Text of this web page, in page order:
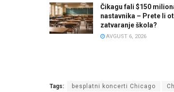
Čikagu fali $150
nastavnika – Prete li
zatvaranje škola?
AVGUST 6, 2026
Tags: besplatni koncerti Chicago